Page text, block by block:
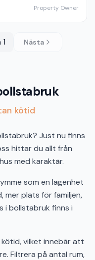
Property Owner
1 Nästa
kötid
Just nu finns
hittar du allt från
med karaktär.
som en lägenhet
mer plats för familjen,
i bollstabruk finns i
vilket innebär att
Filtrera på antal rum,